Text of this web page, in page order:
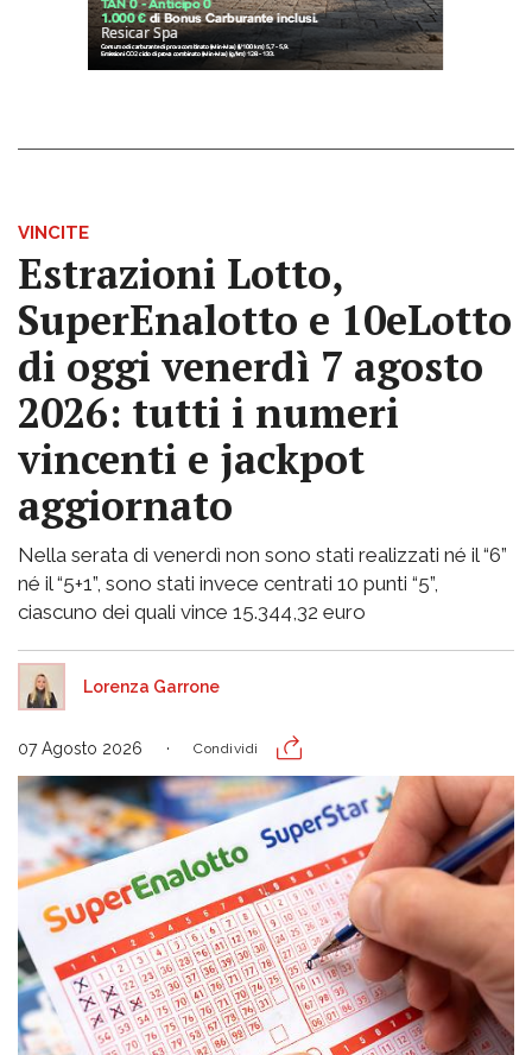
VINCITE
Estrazioni Lotto,
SuperEnalotto e 10eLotto
di oggi venerdì 7 agosto
2026: tutti i numeri
vincenti e jackpot
aggiornato
Nella serata di venerdì non sono stati realizzati né il “6”
né il “5+1”, sono stati invece centrati 10 punti “5”,
ciascuno dei quali vince 15.344,32 euro
Lorenza Garrone
07 Agosto 2026 Condividi